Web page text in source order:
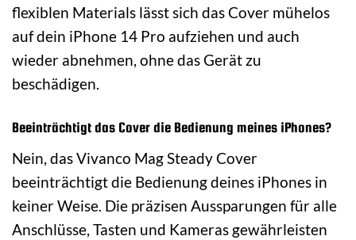
flexiblen Materials lässt sich das Cover mühelos
auf dein iPhone 14 Pro aufziehen und auch
wieder abnehmen, ohne das Gerät zu
beschädigen.
Beeinträchtigt das Cover die Bedienung meines iPhones?
Nein, das Vivanco Mag Steady Cover
beeinträchtigt die Bedienung deines iPhones in
keiner Weise. Die präzisen Aussparungen für alle
Anschlüsse, Tasten und Kameras gewährleisten